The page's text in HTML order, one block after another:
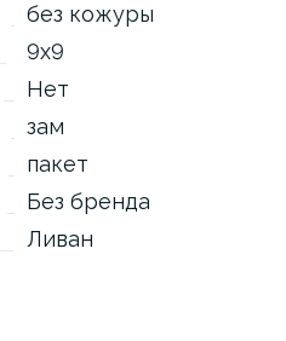
без кожуры
9х9
Нет
зам
пакет
Без бренда
Ливан